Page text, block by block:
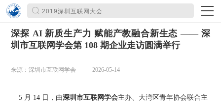
深探 AI 新质生产力 赋能产教融合新生态 —— 深
圳市互联网学会第 108 期企业走访圆满举行
来源：深圳市互联网学会 2026-05-14
5 月 14 日，由深圳市互联网学会主办、大湾区青年协会联合主